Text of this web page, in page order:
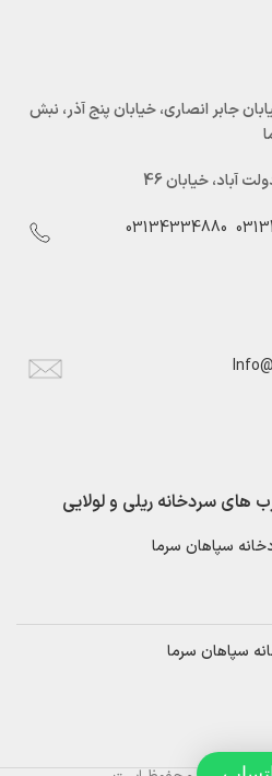
جابر انصاری، خیابان پنج آذر، نبش
آباد، خیابان 46
03134334880
های سردخانه ریلی و لولایی
سپاهان سرما
سپاهان سرما